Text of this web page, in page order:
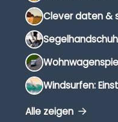
Alle zeigen